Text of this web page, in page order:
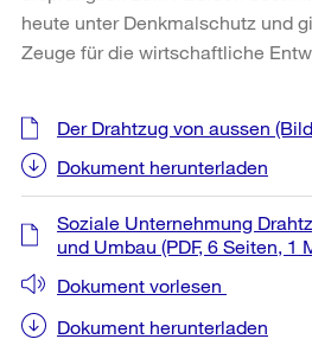
heute unter Denkmalschutz und
Zeuge für die wirtschaftliche
Weitere
Informationen
Der Drahtzug von aussen
Dokument herunterladen
Soziale Unternehmung
und Umbau (PDF, 6 Seiten, 1
Dokument vorlesen
Dokument herunterladen